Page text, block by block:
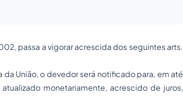
passa a vigorar acrescida dos seguintes arts.
União, o devedor será notificado para, em até
monetariamente, acrescido de juros,